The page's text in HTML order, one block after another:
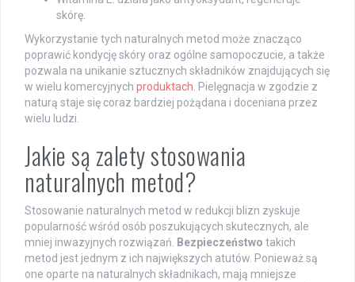
skórę.
Wykorzystanie tych naturalnych metod może znacząco
poprawić kondycję skóry oraz ogólne samopoczucie, a także
pozwala na unikanie sztucznych składników znajdujących się
w wielu komercyjnych produktach. Pielęgnacja w zgodzie z
naturą staje się coraz bardziej pożądana i doceniana przez
wielu ludzi.
Jakie są zalety stosowania
naturalnych metod?
Stosowanie naturalnych metod w redukcji blizn zyskuje
popularność wśród osób poszukujących skutecznych, ale
mniej inwazyjnych rozwiązań. Bezpieczeństwo takich
metod jest jednym z ich największych atutów. Ponieważ są
one oparte na naturalnych składnikach, mają mniejsze